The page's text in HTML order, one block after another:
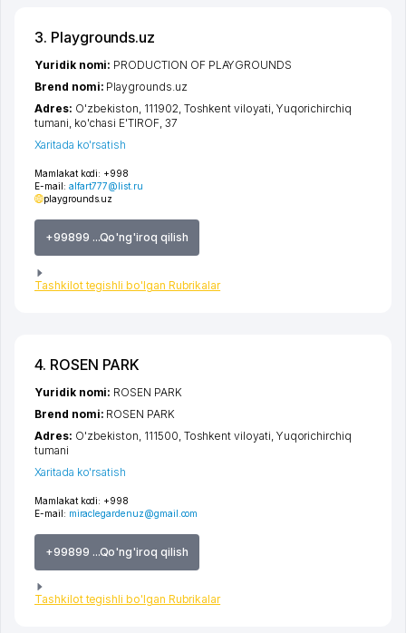
3. Playgrounds.uz
Mamlakat kodi: +998
E-mail: alfart777@list.ru
playgrounds.uz
+99899 ...Qo'ng'iroq qilish
Tashkilot tegishli bo'lgan Rubrikalar
Yuridik nomi: PRODUCTION OF PLAYGROUNDS
Brend nomi: Playgrounds.uz
Adres: O'zbekiston, 111902, Toshkent viloyati, Yuqorichirchiq
tumani, ko'chasi E'TIROF, 37
Xaritada ko'rsatish
4. ROSEN PARK
Mamlakat kodi: +998
E-mail: miraclegardenuz@gmail.com
+99899 ...Qo'ng'iroq qilish
Tashkilot tegishli bo'lgan Rubrikalar
Yuridik nomi: ROSEN PARK
Brend nomi: ROSEN PARK
Adres: O'zbekiston, 111500, Toshkent viloyati Yuqorichirchiq
tumani
Xaritada ko'rsatish